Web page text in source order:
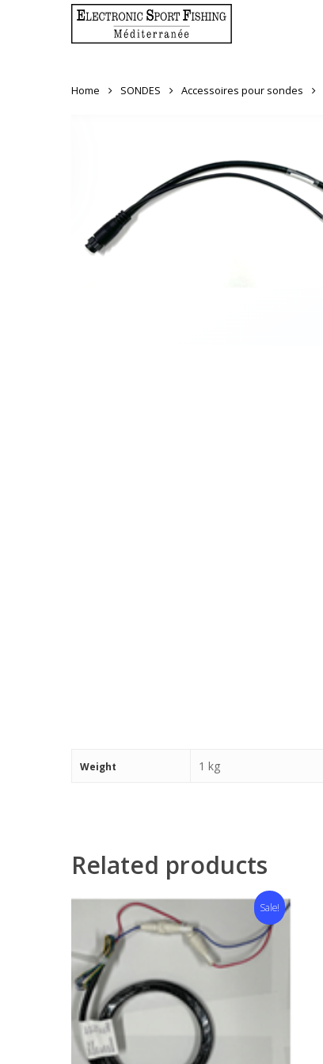
Home SONDES Accessoires pour sondes
Weight 1 kg
Related products
Sale!